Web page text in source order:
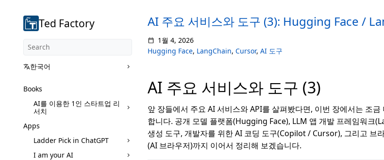
Ted Factory
한국어
Books
AI를 이용한 1인 스타트업 리
서치
Apps
Ladder Pick in ChatGPT
I am your AI
AI 주요 서비스와 도구 (3): Hugging Face /
1월 4, 2026
Hugging Face, LangChain, Cursor, AI 도구
AI 주요 서비스와 도구 (3)
앞 장들에서 주요 AI 서비스와 API를 살펴봤다면, 이번 장에서는 조금
합니다. 공개 모델 플랫폼(Hugging Face), LLM 앱 개발 프레임워크
생성 도구, 개발자를 위한 AI 코딩 도구(Copilot / Cursor), 그리고 브
(AI 브라우저)까지 이어서 정리해 보겠습니다.